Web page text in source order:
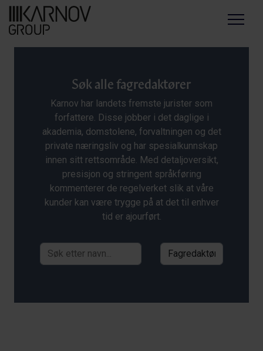
Menu
Søk alle fagredaktører
Karnov har landets fremste jurister som
forfattere. Disse jobber i det daglige i
akademia, domstolene, forvaltningen og det
private næringsliv og har spesialkunnskap
innen sitt rettsområde. Med detaljoversikt,
presisjon og stringent språkføring
kommenterer de regelverket slik at våre
kunder kan være trygge på at det til enhver
tid er ajourført.